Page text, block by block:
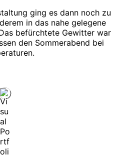
ging es dann noch zu
in das nahe gelegene
befürchtete Gewitter war
den Sommerabend bei